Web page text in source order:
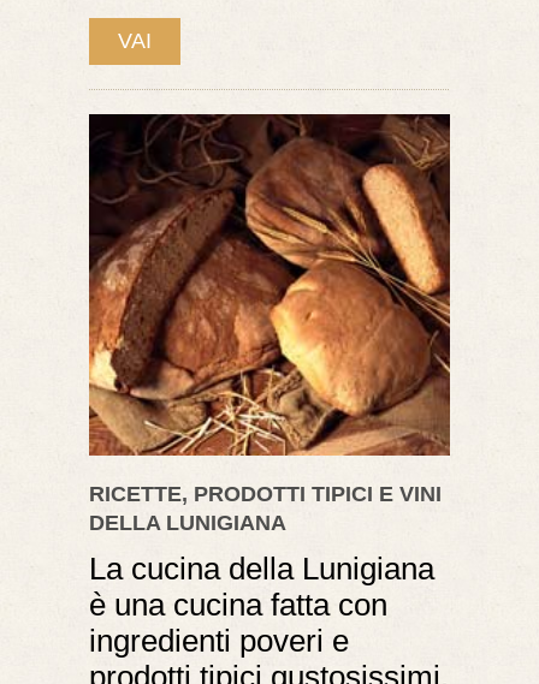
VAI
RICETTE, PRODOTTI TIPICI E VINI
DELLA LUNIGIANA
La cucina della Lunigiana
è una cucina fatta con
ingredienti poveri e
prodotti tipici gustosissimi.